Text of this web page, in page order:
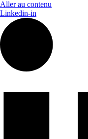
Aller au contenu
Linkedin-in